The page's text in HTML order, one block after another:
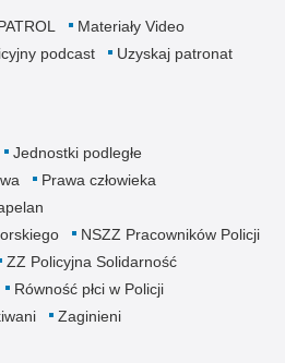
Materiały Video
podcast Uzyskaj patronat
Jednostki podległe
Prawa człowieka
NSZZ Pracowników Policji
ZZ Policyjna Solidarność
Równość płci w Policji
Zaginieni